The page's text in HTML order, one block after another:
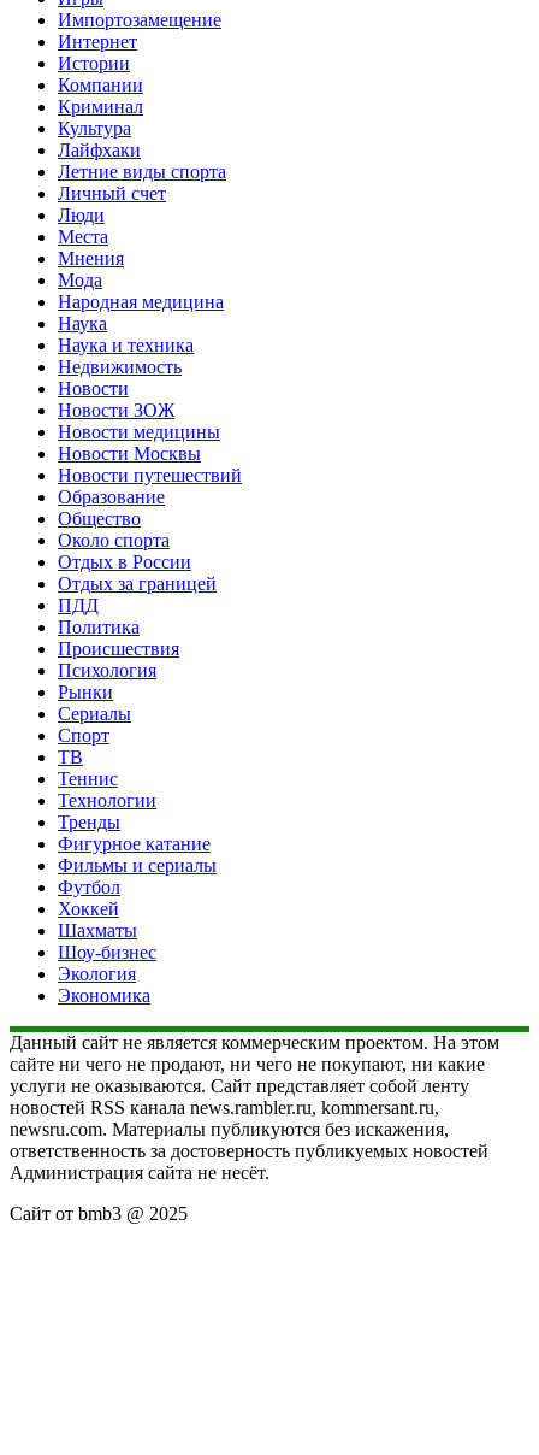
Импортозамещение
Интернет
Истории
Компании
Криминал
Культура
Лайфхаки
Летние виды спорта
Личный счет
Люди
Места
Мнения
Мода
Народная медицина
Наука
Наука и техника
Недвижимость
Новости
Новости ЗОЖ
Новости медицины
Новости Москвы
Новости путешествий
Образование
Общество
Около спорта
Отдых в России
Отдых за границей
ПДД
Политика
Происшествия
Психология
Рынки
Сериалы
Спорт
ТВ
Теннис
Технологии
Тренды
Фигурное катание
Фильмы и сериалы
Футбол
Хоккей
Шахматы
Шоу-бизнес
Экология
Экономика
Данный сайт не является коммерческим проектом. На этом
сайте ни чего не продают, ни чего не покупают, ни какие
услуги не оказываются. Сайт представляет собой ленту
новостей RSS канала news.rambler.ru, kommersant.ru,
newsru.com. Материалы публикуются без искажения,
ответственность за достоверность публикуемых новостей
Администрация сайта не несёт.
Сайт от bmb3 @ 2025